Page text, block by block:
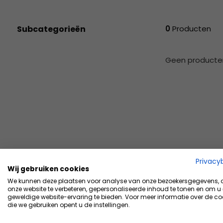
te
swipetekens
Subcategorieën 0 Producten
Geen
Wij gebruiken cookies
We kunnen deze plaatsen voor analyse van onze bezoekersgegevens,
onze website te verbeteren, gepersonaliseerde inhoud te tonen en om u
geweldige website-ervaring te bieden. Voor meer informatie over de
die we gebruiken opent u de instellingen.